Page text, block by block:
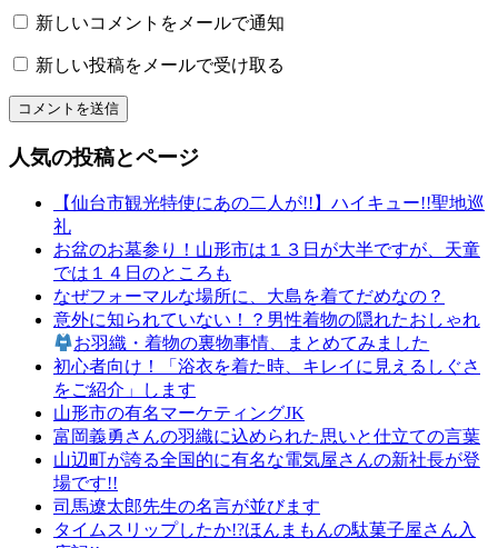
っ
り
和
文
山
新しいコメントをメールで通知
新しい投稿をメールで受け取る
人気の投稿とページ
【仙台市観光特使にあの二人が!!】ハイキュー!!聖地巡
礼
お盆のお墓参り！山形市は１３日が大半ですが、天童
では１４日のところも
なぜフォーマルな場所に、大島を着てだめなの？
意外に知られていない！？男性着物の隠れたおしゃれ
お羽織・着物の裏物事情、まとめてみました
初心者向け！「浴衣を着た時、キレイに見えるしぐさ
をご紹介」します
山形市の有名マーケティングJK
富岡義勇さんの羽織に込められた思いと仕立ての言葉
山辺町が誇る全国的に有名な電気屋さんの新社長が登
場です!!
司馬遼太郎先生の名言が並びます
タイムスリップしたか!?ほんまもんの駄菓子屋さん入